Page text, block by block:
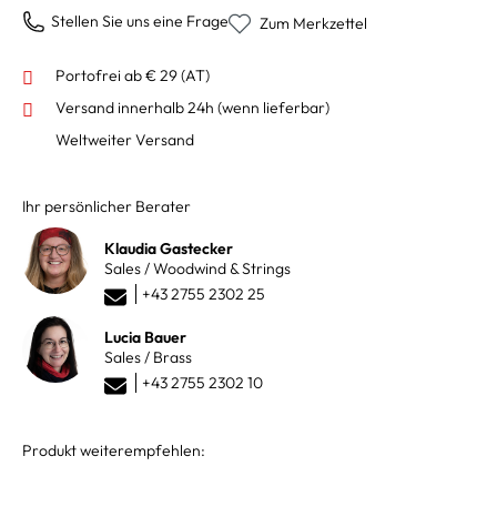
Stellen Sie uns eine Frage Zum Merkzettel
Portofrei ab € 29 (AT)
Versand innerhalb 24h (wenn lieferbar)
Weltweiter Versand
Ihr persönlicher Berater
Klaudia Gastecker
Sales / Woodwind & Strings
+43 2755 2302 25
Lucia Bauer
Sales / Brass
+43 2755 2302 10
Produkt weiterempfehlen: